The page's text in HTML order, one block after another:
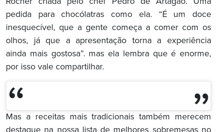
pedida para chocólatras como ela. “É um doce
inesquecível, que a gente começa a comer com os
olhos, já que a apresentação torna a experiência
ainda mais gostosa”. mas ela lembra que é enorme,
por isso vale compartilhar.
Mas a receitas mais tradicionais também merecem